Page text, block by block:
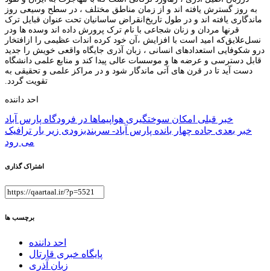
مناطق مختلف ، در سطح وسیعی روز به روز گسترش یافته اند و از زمان
انقراض ساسانیان تحت عنوان قبایل ترک ماندگاری یافته اند و در طول تاریخ
درسده ها وقرنها مردان و زنان شجاعی با نام ترک پرورش داده اند و
افتخار ات عظیمی را از آن خود کرده اند ، که امید است با افزایشعلایقنسل
جدید و شکوفایی استعدادهای انسانی ، زبان آذری جایگاه واقعی خویش را در
دانشگاه ها و موسسات عالی پیدا کند و منابع علمی قابل دسترسی و عرضه
در مراکز علمی و تحقیقی به دست آید تا در قرن های آتی ماندگار شود و
تقویت گردد.
احد داننده
راهبری
نوشته
خبر قبلی امکان سوختگیری هواپیماها در فرودگاه پارس آباد
خبر بعدی جاده چهار بانده پارس آباد- سربندبزودی زیر بار ترافیک
می رود
اشتراک گذاری
برچسب ها
احد داننده
پایگاه خبری قارتال
زبان آذری